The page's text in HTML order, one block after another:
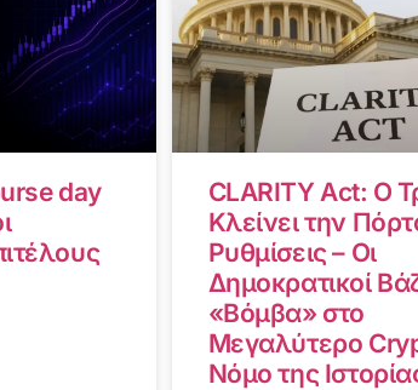
day
CLARITY Act: Ο
Κλείνει την
Ρυθμίσεις – Οι
Δημοκρατικοί
«Βόμβα» στο
Μεγαλύτερο
Νόμο της